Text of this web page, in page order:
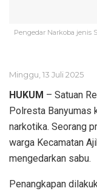
Pengedar Narkoba jenis
Minggu, 13 Juli 2025
HUKUM – Satuan
Polresta Banyumas
narkotika. Seorang
warga Kecamatan
mengedarkan sabu.
Penangkapan